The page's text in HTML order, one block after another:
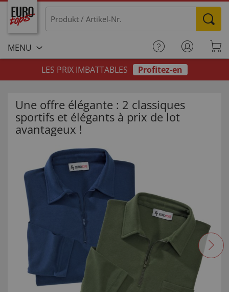
MENU
LES PRIX IMBATTABLES
Profitez-en
Une offre élégante : 2 classiques
sportifs et élégants à prix de lot
avantageux !